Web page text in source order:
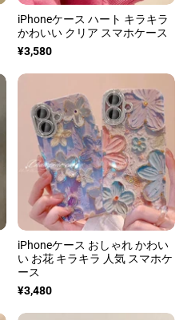
iPhoneケース ハート キラキラ
かわいい クリア スマホケース
¥3,580
iPhoneケース おしゃれ かわい
い お花 キラキラ 人気 スマホケ
ース
¥3,480